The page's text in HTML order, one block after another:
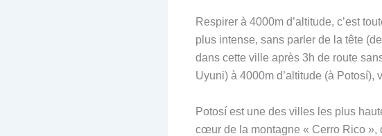
Respirer à 4000m d’altitude, c’est
plus intense, sans parler de la tête
dans cette ville après 3h de route
Uyuni) à 4000m d’altitude (à Potosí),
Potosí est une des villes les plus
cœur de la montagne « Cerro Rico »,